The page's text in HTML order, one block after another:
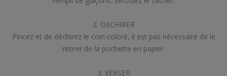
2. DECHIRER
Pincez et de déchirez le coin coloré, il est pas nécessaire de le
retirer de la pochette en papier.
3. VERSER